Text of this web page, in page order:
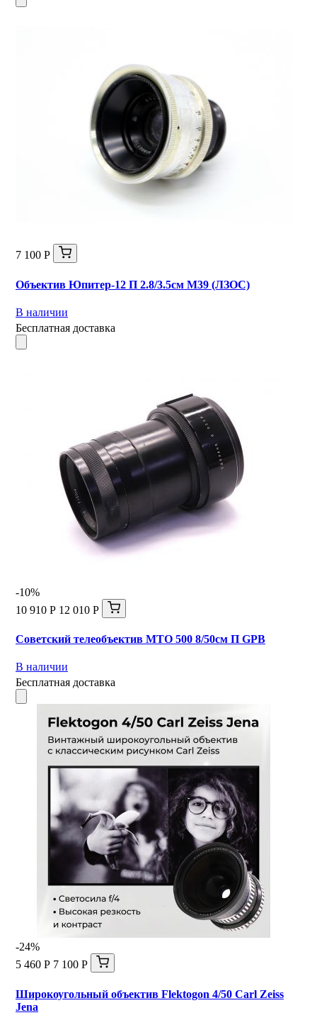
7 100 Р
Объектив Юпитер-12 П 2.8/3.5см М39 (ЛЗОС)
В наличии
Бесплатная доставка
-10%
10 910 Р 12 010 Р
Советский телеобъектив МТО 500 8/50см П GPB
В наличии
Бесплатная доставка
-24%
5 460 Р 7 100 Р
Широкоугольный объектив Flektogon 4/50 Carl Zeiss
Jena